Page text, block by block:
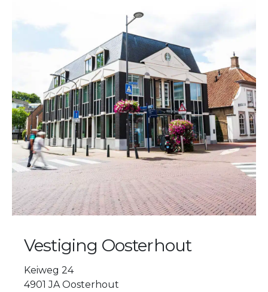
Vestiging Oosterhout
Keiweg 24
4901 JA Oosterhout